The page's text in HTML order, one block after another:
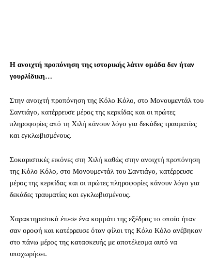
Η ανοιχτή προπόνηση της ιστορικής λάτιν ομάδα δεν ήταν
γουρλίδικη…
Στην ανοιχτή προπόνηση της Κόλο Κόλο, στο Μονουμεντάλ του
Σαντιάγο, κατέρρευσε μέρος της κερκίδας και οι πρώτες
πληροφορίες από τη Χιλή κάνουν λόγο για δεκάδες τραυματίες
και εγκλωβισμένους.
Σοκαριστικές εικόνες στη Χιλή καθώς στην ανοιχτή προπόνηση
της Κόλο Κόλο, στο Μονουμεντάλ του Σαντιάγο, κατέρρευσε
μέρος της κερκίδας και οι πρώτες πληροφορίες κάνουν λόγο για
δεκάδες τραυματίες και εγκλωβισμένους.
Χαρακτηριστικά έπεσε ένα κομμάτι της εξέδρας το οποίο ήταν
σαν οροφή και κατέρρευσε όταν φίλοι της Κόλο Κόλο ανέβηκαν
στο πάνω μέρος της κατασκευής με αποτέλεσμα αυτό να
υποχωρήσει.